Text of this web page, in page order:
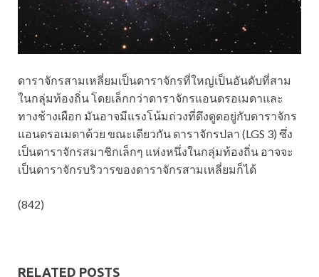
ดาราจักรสามเหลี่ยมเป็นดาราจักรที่ใหญ่เป็นอันดับที่สาม
ในกลุ่มท้องถิ่น โดยเล็กกว่าดาราจักรแอนดรอเมดาและ
ทางช้างเผือก มันอาจมีแรงโน้มถ่วงที่ดึงดูดอยู่กับดาราจักร
แอนดรอเมดาด้วย ขณะเดียวกัน ดาราจักรปลา (LGS 3) ซึ่ง
เป็นดาราจักรสมาชิกเล็กๆ แห่งหนึ่งในกลุ่มท้องถิ่น อาจจะ
เป็นดาราจักรบริวารของดาราจักรสามเหลี่ยมก็ได้
(842)
RELATED POSTS